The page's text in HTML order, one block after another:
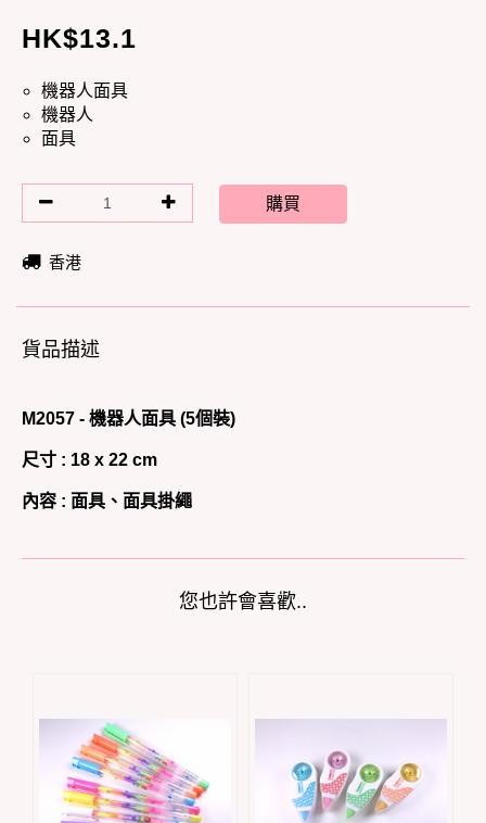
HK$13.1
機器人面具
機器人
面具
購買
香港
貨品描述
M2057 - 機器人面具 (5個裝)
尺寸 : 18 x 22 cm
內容 : 面具、面具掛繩
您也許會喜歡..